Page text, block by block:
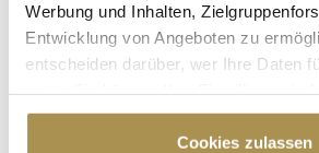
Werbung und Inhalten,
Entwicklung von Angeboten zu
entscheiden darüber, wer Ihre Daten
Cookie-Erklärung oder durch Klicken
Trigger Symbol ändern oder widerrufen
Cookies zulassen